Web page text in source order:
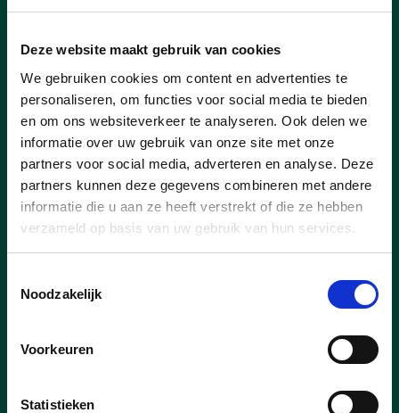
Deze website maakt gebruik van cookies
We gebruiken cookies om content en advertenties te
personaliseren, om functies voor social media te bieden
en om ons websiteverkeer te analyseren. Ook delen we
informatie over uw gebruik van onze site met onze
partners voor social media, adverteren en analyse. Deze
partners kunnen deze gegevens combineren met andere
informatie die u aan ze heeft verstrekt of die ze hebben
verzameld op basis van uw gebruik van hun services.
Noodzakelijk
Voorkeuren
Statistieken
Tramlijn tot aan Parkbos
geschrapt
De Vlaamse regering besliste vandaag
tot een aanpassing van het project
Gent Spoort. De zone langs de
Kortrijkse Steenweg tussen Parkbos en
Maaltebrug zou uit het project
geschrapt worden. ‘Voor de inwoners
van Nazareth-De Pinte is deze
beslissing een verademing.’